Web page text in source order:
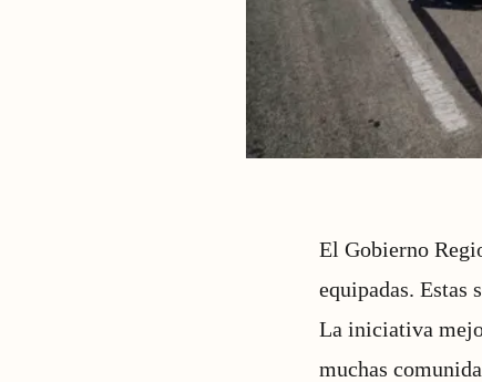
El Gobierno
equipadas. Estas
La iniciativa
muchas